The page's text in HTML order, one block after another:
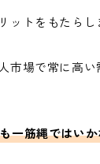
トをもたらし
場で常に高
一筋縄ではい